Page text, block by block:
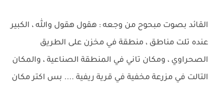
القائد بصوت مبحوح من وجعه : هقول هقول والله ، الكبير
عنده تلت مناطق ، منطقة في مخزن على الطريق
الصحراوي ، ومكان تاني في المنطقة الصناعية ، والمكان
التالت في مزرعة مخفية في قرية ريفية .... بس اكتر مكان